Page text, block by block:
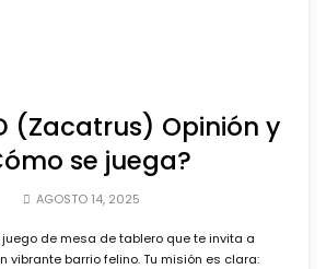
(Zacatrus) Opinión y
se juega?
AGOSTO 14, 2025
de mesa de tablero que te invita a
vibrante barrio felino. Tu misión es clara: